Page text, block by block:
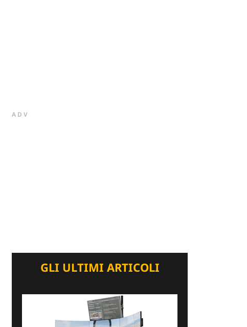
ADV
GLI ULTIMI ARTICOLI